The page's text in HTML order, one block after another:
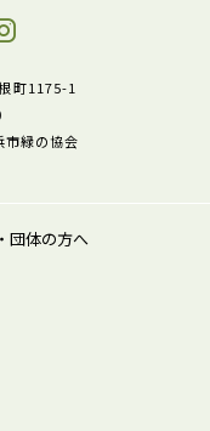
町1175-1
市緑の協会
団体の方へ